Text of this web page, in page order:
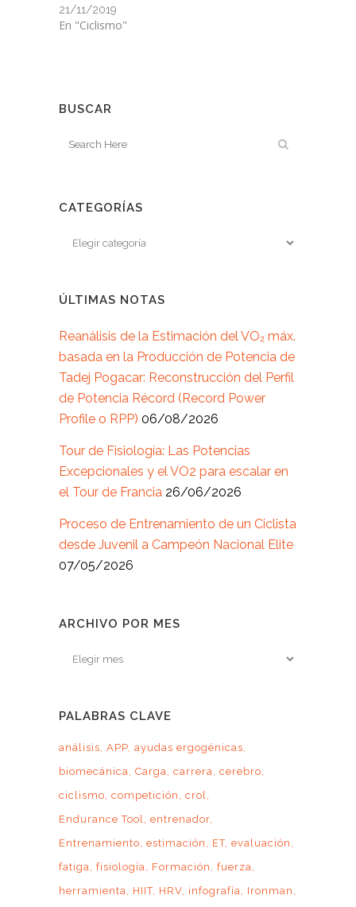
21/11/2019
En "Ciclismo"
BUSCAR
CATEGORÍAS
ÚLTIMAS NOTAS
Reanálisis de la Estimación del VO₂ máx.
basada en la Producción de Potencia de
Tadej Pogacar: Reconstrucción del Perfil
de Potencia Récord (Record Power
Profile o RPP) 06/08/2026
Tour de Fisiología: Las Potencias
Excepcionales y el VO2 para escalar en
el Tour de Francia 26/06/2026
Proceso de Entrenamiento de un Ciclista
desde Juvenil a Campeón Nacional Elite
07/05/2026
ARCHIVO POR MES
Archivo
PALABRAS CLAVE
análisis APP ayudas ergogénicas
biomecánica
Carga carrera
cerebro
ciclismo competición
crol
Endurance Tool
entrenador
Entrenamiento estimación ET evaluación
fatiga
fisiología Formación
fuerza
herramienta
HIIT HRV infografía
Ironman